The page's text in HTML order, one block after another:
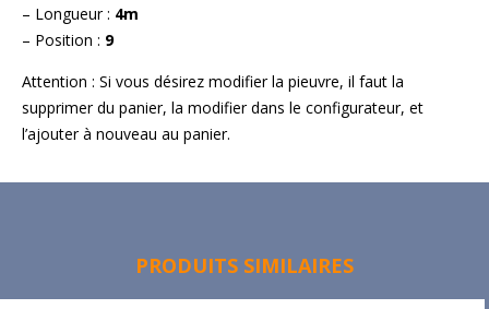
– Longueur : 4m
– Position : 9
Attention : Si vous désirez modifier la pieuvre, il faut la
supprimer du panier, la modifier dans le configurateur, et
l’ajouter à nouveau au panier.
PRODUITS SIMILAIRES